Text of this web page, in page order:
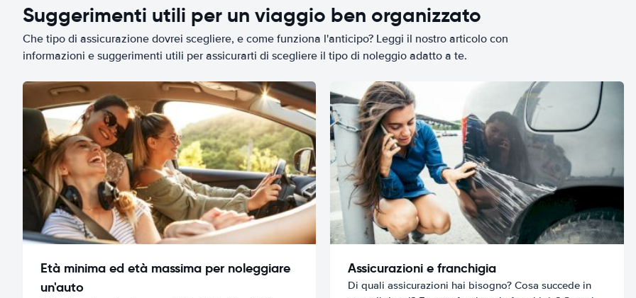
Suggerimenti utili per un viaggio ben organizzato
Che tipo di assicurazione dovrei scegliere, e come funziona l'anticipo? Leggi il nostro articolo con
informazioni e suggerimenti utili per assicurarti di scegliere il tipo di noleggio adatto a te.
Età minima ed età massima per noleggiare
un'auto
Assicurazioni e franchigia
Di quali assicurazioni hai bisogno? Cosa succede in